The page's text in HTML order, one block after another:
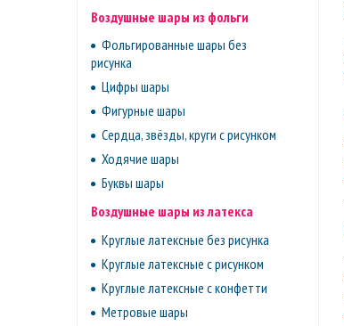
Воздушные шары из фольги
Фольгированные шары без
рисунка
Цифры шары
Фигурные шары
Сердца, звёзды, круги с рисунком
Ходячие шары
Буквы шары
Воздушные шары из латекса
Круглые латексные без рисунка
Круглые латексные с рисунком
Круглые латексные с конфетти
Метровые шары